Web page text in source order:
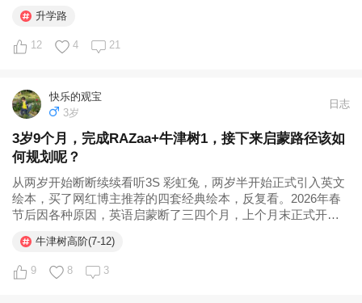
和行为变化、尝试用不同方式跟孩子对话、分层向老师了解
情况、从同伴那里侧面了解、把行为变化放在时间线上看、
同时回看自己的反应模式。
但不管卡在哪一层，最后都要回到同一个地方——亲子关
系。
不会学的孩子，深层需求是“我需要被教，不是被骂”——对
我有关”——对应自主感。不敢学的孩子，需要“一个安全的
娃做了长线旅游规划，行程和酒店都订好了，七月底要出
全家人都没觉得高考是个很重要的事情，反倒担心驾照如果
高考的时候听说题目很难，我有点高兴，因为题目越难，娃
排位会越前。结果听说语文英语改分很松，最后出来的结果
是数学她还好，语文英语平时比她差很多的同学都跟她同分
知道没什么用，还是申请了查分，最后当然还是维持了原来
的分数。
少，所以我们很快就填好确认了，最后被本科第18个志愿
录取了。
升学路
12 4 21
快乐的观宝
3岁
日志
3岁9个月，完成RAZaa+牛津树1，接下来启蒙路径该如
何规划呢？
从两岁开始断断续续看听3S 彩虹兔，两岁半开始正式引入英文
绘本，买了网红博主推荐的四套经典绘本，反复看。2026年春
节后因各种原因，英语启蒙断了三四个月，上个月末正式开始
牛津树高阶(7-12)
9 8 3